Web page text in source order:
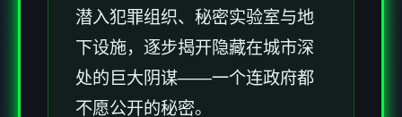
潜入犯罪组织、秘密实验室与地
下设施，逐步揭开隐藏在城市深
处的巨大阴谋——一个连政府都
不愿公开的秘密。